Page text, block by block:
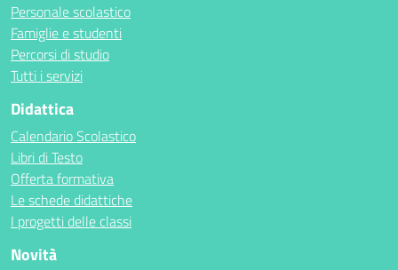
Personale scolastico
Famiglie e studenti
Percorsi di studio
Tutti i servizi
Didattica
Calendario Scolastico
Libri di Testo
Offerta formativa
Le schede didattiche
I progetti delle classi
Novità